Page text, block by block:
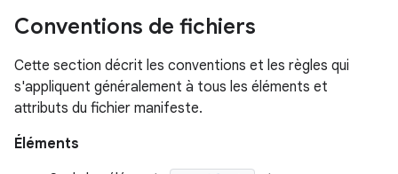
Conventions de fichiers
Cette section décrit les conventions et les règles qui
s'appliquent généralement à tous les éléments et
attributs du fichier manifeste.
Éléments